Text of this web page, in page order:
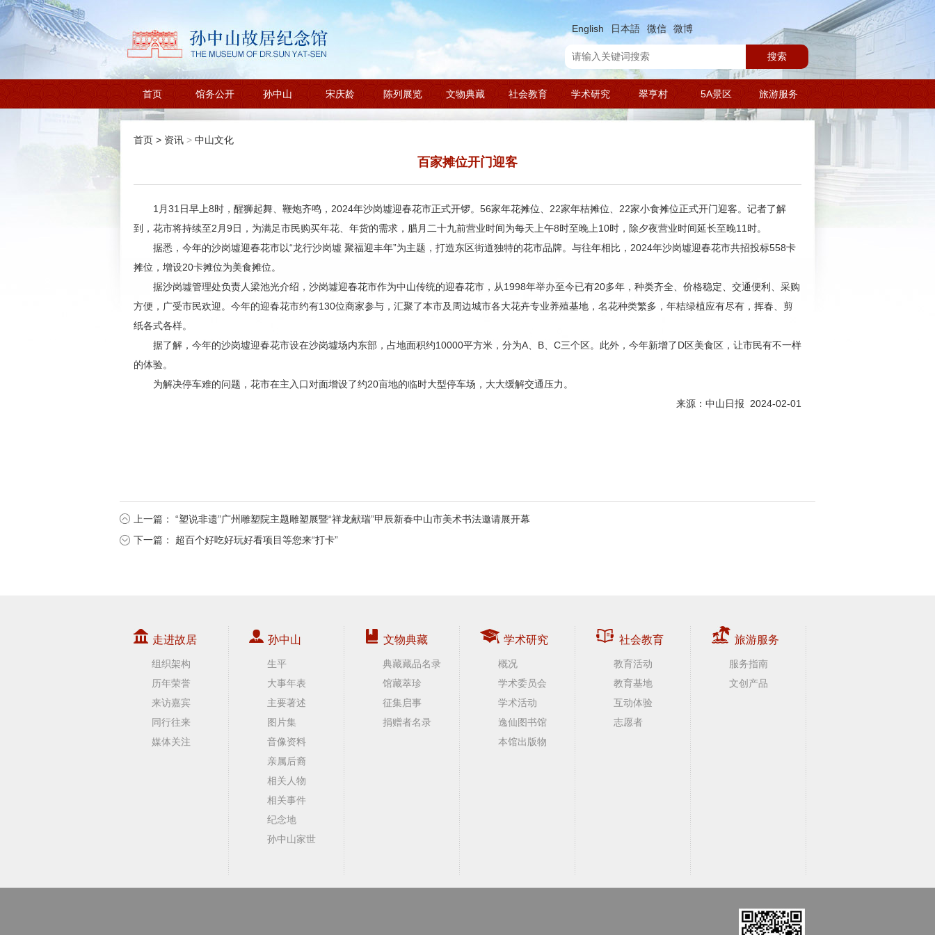
English 日本語 微信 微博
搜索
首页 馆务公开 孙中山 宋庆龄 陈列展览 文物典藏 社会教育 学术研究 翠亨村 5A景区 旅游服务
首页 > 资讯 > 中山文化
百家摊位开门迎客
1月31日早上8时，醒狮起舞、鞭炮齐鸣，2024年沙岗墟迎春花市正式开锣。56家年花摊位、22家年桔摊位、22家小食摊位正式开门迎客。记者了解
到，花市将持续至2月9日，为满足市民购买年花、年货的需求，腊月二十九前营业时间为每天上午8时至晚上10时，除夕夜营业时间延长至晚11时。
据悉，今年的沙岗墟迎春花市以“龙行沙岗墟 聚福迎丰年”为主题，打造东区街道独特的花市品牌。与往年相比，2024年沙岗墟迎春花市共招投标558卡
摊位，增设20卡摊位为美食摊位。
据沙岗墟管理处负责人梁池光介绍，沙岗墟迎春花市作为中山传统的迎春花市，从1998年举办至今已有20多年，种类齐全、价格稳定、交通便利、采购
方便，广受市民欢迎。今年的迎春花市约有130位商家参与，汇聚了本市及周边城市各大花卉专业养殖基地，名花种类繁多，年桔绿植应有尽有，挥春、剪
纸各式各样。
据了解，今年的沙岗墟迎春花市设在沙岗墟场内东部，占地面积约10000平方米，分为A、B、C三个区。此外，今年新增了D区美食区，让市民有不一样
的体验。
为解决停车难的问题，花市在主入口对面增设了约20亩地的临时大型停车场，大大缓解交通压力。
来源：中山日报 2024-02-01
上一篇： “塑说非遗”广州雕塑院主题雕塑展暨“祥龙献瑞”甲辰新春中山市美术书法邀请展开幕
下一篇： 超百个好吃好玩好看项目等您来“打卡”
走进故居
组织架构
历年荣誉
来访嘉宾
同行往来
媒体关注
孙中山
生平
大事年表
主要著述
图片集
音像资料
亲属后裔
相关人物
相关事件
纪念地
孙中山家世
文物典藏
典藏藏品名录
馆藏萃珍
征集启事
捐赠者名录
学术研究
概况
学术委员会
学术活动
逸仙图书馆
本馆出版物
社会教育
教育活动
教育基地
互动体验
志愿者
旅游服务
服务指南
文创产品